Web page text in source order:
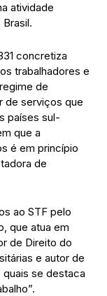
atividade
concretiza
trabalhadores e
de
de serviços que
países sul-
que a
é em princípio
de
ao STF pelo
que atua em
de Direito do
e autor de
se destaca